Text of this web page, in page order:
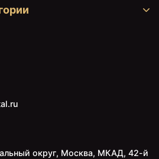
округ, Москва, МКАД, 42-й